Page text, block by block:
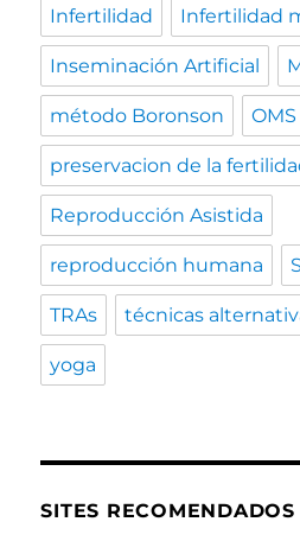
Infertilidad Infertilidad
Inseminación Artificial
método Boronson OMS
preservacion de la
Reproducción Asistida
reproducción humana
TRAs técnicas
yoga
SITES RECOMENDADOS